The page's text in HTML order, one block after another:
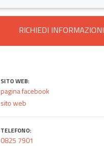
RICHIEDI INFORMAZIONI
SITO WEB:
pagina facebook
sito web
TELEFONO:
0825 7901